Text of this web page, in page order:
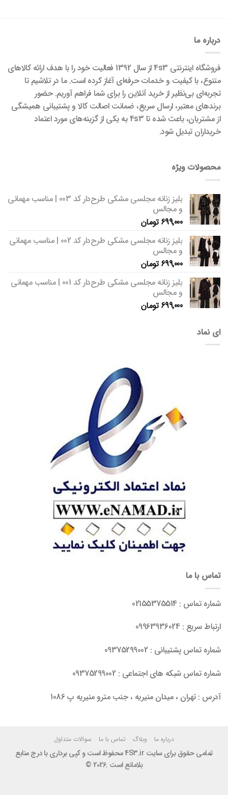
درباره ما
فروشگاه اینترنتی 4s3 از سال 1392 فعالیت خود را با هدف ارائه کالاهای
متنوع، با کیفیت و خدمات حرفه‌ای آغاز کرده است. ما در تلاشیم تا
تجربه‌ای بی‌نظیر از خرید آنلاین را برای شما فراهم آوریم. حضور
برندهای معتبر، ارسال سریع، ضمانت اصالت کالا و پشتیبانی همیشگی
از مشتریان، باعث شده تا 4s3 به یکی از گزینه‌های مورد اعتماد
خریداران تبدیل شود.
محصولات ویژه
بلیز زنانه مجلسی مشکی طرح‌دار کد 003 | مناسب مهمانی
و مجالس
699,000 تومان
بلیز زنانه مجلسی مشکی طرح‌دار کد 002 | مناسب مهمانی
و مجالس
699,000 تومان
بلیز زنانه مجلسی مشکی طرح‌دار کد 001 | مناسب مهمانی
و مجالس
699,000 تومان
ای نماد
تماس با ما
شماره تماس : 02155375514
ارتباط سریع : 09963936024
شماره تماس پشتیبانی : 09375299002
شماره تماس شبکه های اجتماعی : 09375299002
آدرس : تهران ، میدان منیریه ، جنب مترو منیریه پ 1086
درباره ما وبلاگ تماس با ما سوالات متداول
تمامی حقوق برای سایت 4S3.ir محفوظ است و کپی برداری با درج منابع
بلامانع است .2026 ©